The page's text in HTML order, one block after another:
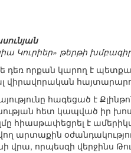
Կուրիեր» թերթի
դեռ որքան կարող է
վիրավորական
հագեցած է
հետ կապված իր
հիասթափեցրել է
արտաքին
վրա, որպեսզի վերջինս